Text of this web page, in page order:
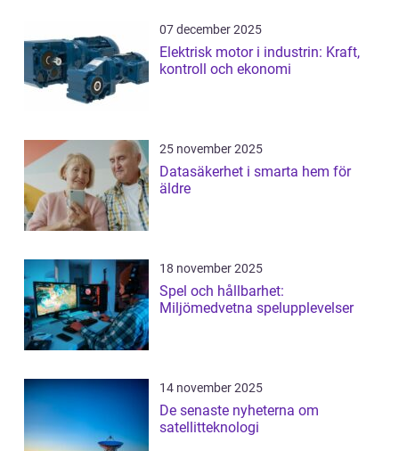
07 december 2025
Elektrisk motor i industrin: Kraft,
kontroll och ekonomi
25 november 2025
Datasäkerhet i smarta hem för
äldre
18 november 2025
Spel och hållbarhet:
Miljömedvetna spelupplevelser
14 november 2025
De senaste nyheterna om
satellitteknologi